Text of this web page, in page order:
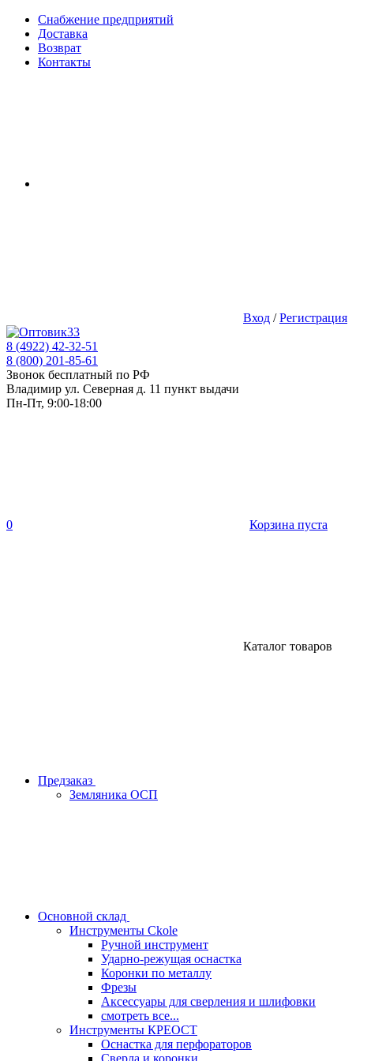
Снабжение предприятий
Доставка
Возврат
Контакты
Вход /Регистрация
8 (4922) 42-32-51
8 (800) 201-85-61
Звонок бесплатный по РФ
Владимир ул. Северная д. 11 пункт выдачи
Пн-Пт, 9:00-18:00
0 Корзина пуста
Каталог товаров
Предзаказ
Земляника ОСП
Основной склад
Инструменты Ckole
Ручной инструмент
Ударно‑режущая оснастка
Коронки по металлу
Фрезы
Аксессуары для сверления и шлифовки
смотреть все...
Инструменты КРЕОСТ
Оснастка для перфораторов
Сверла и коронки